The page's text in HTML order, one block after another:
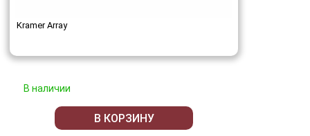
Kramer Array
В наличии
В КОРЗИНУ